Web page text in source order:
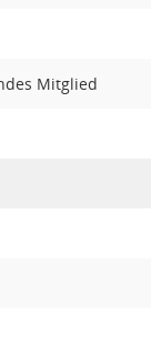
Mitglied